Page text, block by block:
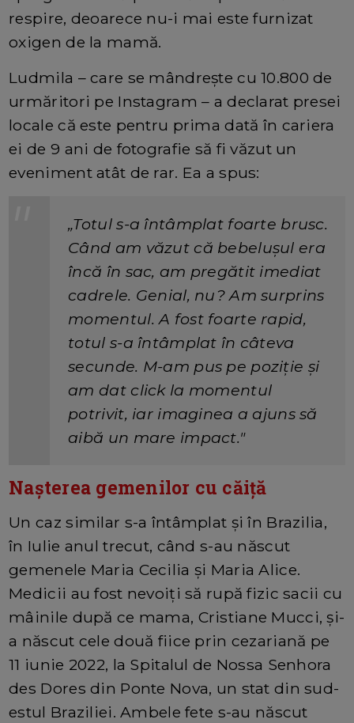
respire, deoarece nu-i mai este furnizat
oxigen de la mamă.
Ludmila – care se mândrește cu 10.800 de
urmăritori pe Instagram – a declarat presei
locale că este pentru prima dată în cariera
ei de 9 ani de fotografie să fi văzut un
eveniment atât de rar. Ea a spus:
„Totul s-a întâmplat foarte brusc.
Când am văzut că bebelușul era
încă în sac, am pregătit imediat
cadrele. Genial, nu? Am surprins
momentul. A fost foarte rapid,
totul s-a întâmplat în câteva
secunde. M-am pus pe poziție și
am dat click la momentul
potrivit, iar imaginea a ajuns să
aibă un mare impact."
Nașterea gemenilor cu căiță
Un caz similar s-a întâmplat și în Brazilia,
în Iulie anul trecut, când s-au născut
gemenele Maria Cecilia și Maria Alice.
Medicii au fost nevoiți să rupă fizic sacii cu
mâinile după ce mama, Cristiane Mucci, și-
a născut cele două fiice prin cezariană pe
11 iunie 2022, la Spitalul de Nossa Senhora
des Dores din Ponte Nova, un stat din sud-
estul Braziliei. Ambele fete s-au născut